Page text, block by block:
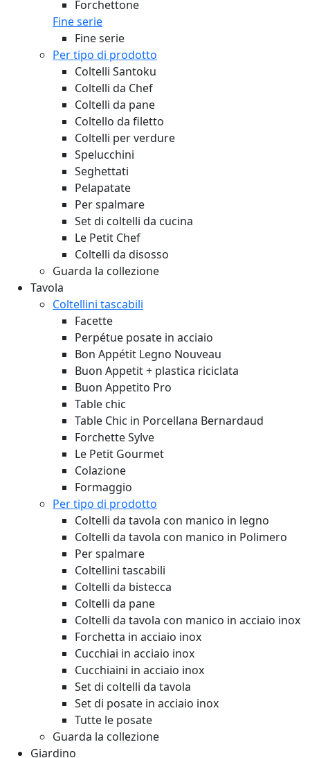
Forchettone
Fine serie
Fine serie
Per tipo di prodotto
Coltelli Santoku
Coltelli da Chef
Coltelli da pane
Coltello da filetto
Coltelli per verdure
Spelucchini
Seghettati
Pelapatate
Per spalmare
Set di coltelli da cucina
Le Petit Chef
Coltelli da disosso
Guarda la collezione
Tavola
Coltellini tascabili
Facette
Perpétue posate in acciaio
Bon Appétit Legno Nouveau
Buon Appetit + plastica riciclata
Buon Appetito Pro
Table chic
Table Chic in Porcellana Bernardaud
Forchette Sylve
Le Petit Gourmet
Colazione
Formaggio
Per tipo di prodotto
Coltelli da tavola con manico in legno
Coltelli da tavola con manico in Polimero
Per spalmare
Coltellini tascabili
Coltelli da bistecca
Coltelli da pane
Coltelli da tavola con manico in acciaio inox
Forchetta in acciaio inox
Cucchiai in acciaio inox
Cucchiaini in acciaio inox
Set di coltelli da tavola
Set di posate in acciaio inox
Tutte le posate
Guarda la collezione
Giardino